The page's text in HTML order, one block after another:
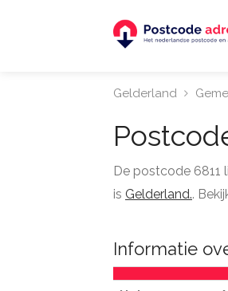
Gelderland
De postcode 6811
is Gelderland..
Informatie